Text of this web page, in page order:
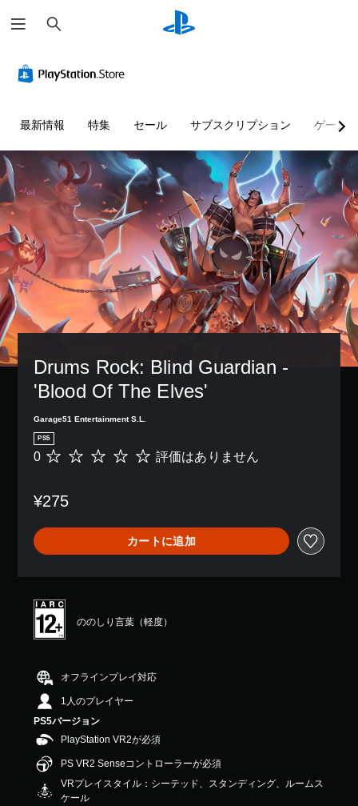
索
最新情報 特集 セール サブスクリプション ゲーム
Drums Rock: Blind Guardian -
'Blood Of The Elves'
Garage51 Entertainment S.L.
PS5
評
あ
ま
せ
ん
0 評価はありません
¥275
カートに追加
ののしり言葉（軽度）
オフラインプレイ対応
1人のプレイヤー
PS5バージョン
PlayStation VR2が必須
PS VR2 Senseコントローラーが必須
VRプレイスタイル：シーテッド、スタンディング、ルームス
ケール